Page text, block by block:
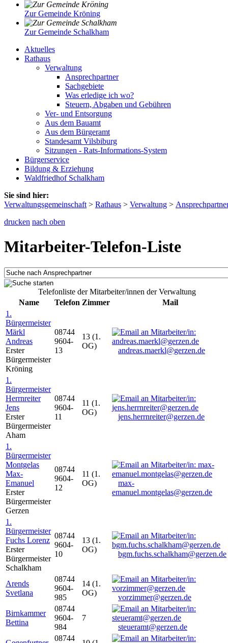
Zur Gemeinde Kröning
Zur Gemeinde Schalkham
Aktuelles
Rathaus
Verwaltung
Ansprechpartner
Sachgebiete
Was erledige ich wo?
Steuern, Abgaben und Gebühren
Ver- und Entsorgung
Aus dem Bauamt
Aus dem Bürgeramt
Standesamt Vilsbiburg
Sitzungen - Rats-Informations-System
Bürgerservice
Bildung & Erziehung
Waldfriedhof Schalkham
Sie sind hier:
Verwaltungsgemeinschaft > Rathaus > Verwaltung >
drucken nach oben
Mitarbeiter-Telefon-Liste
Telefonliste der Mitarbeiter/innen der Verwaltung
Name
Telefon Zimmer
Mail
1.
Bürgermeister
Märkl
Andreas
Erster
Bürgermeister
Kröning
08744
9604-
13
13 (1.
OG)
andreas.maerkl@gerzen.de
1.
Bürgermeister
Herrnreiter
Jens
Erster
Bürgermeister
Aham
08744
9604-
11
11 (1.
OG)
jens.herrnreiter@gerzen.de
1.
Bürgermeister
Montgelas
Max-
Emanuel
Erster
Bürgermeister
Gerzen
08744
9604-
12
11 (1.
OG)
max-
emanuel.montgelas@gerzen.de
1.
Bürgermeister
Fuchs Lorenz
Erster
Bürgermeister
Schalkham
08744
9604-
10
13 (1.
OG)
bgm.fuchs.schalkham@gerzen.de
Arends
Svetlana
08744
9604-
985
14 (1.
OG)
vorzimmer@gerzen.de
Birnkammer
Bettina
08744
9604-
984
7
steueramt@gerzen.de
08744